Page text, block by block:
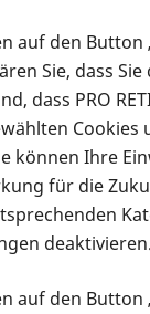
auf den Button
Sie, dass
dass PRO
Cookies
können Ihre
für die
deaktivieren.
auf den Button